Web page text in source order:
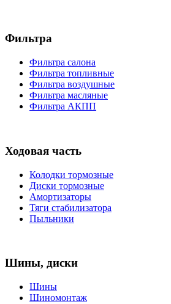
Фильтра
Фильтра салона
Фильтра топливные
Фильтра воздушные
Фильтра масляные
Фильтра АКПП
Ходовая часть
Колодки тормозные
Диски тормозные
Амортизаторы
Тяги стабилизатора
Пыльники
Шины, диски
Шины
Шиномонтаж